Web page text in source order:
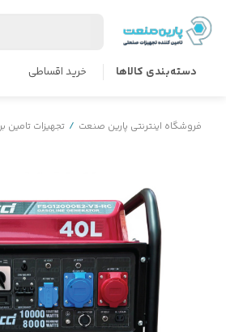
دسته‌بندی کالاها خرید اقساطی
فروشگاه اینترنتی پارین صنعت / تجهیزات تامین